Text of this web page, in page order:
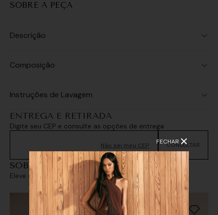
SOBRE A PEÇA
Descrição
Composição
Instruções de Lavagem
ENTREGA E RETIRADA
Digite seu CEP e consulte as opções de entrega
Não sei meu CEP
SOBREPOSIÇÕES
Eleve seu look com sofisticação e personalidade
FECHAR